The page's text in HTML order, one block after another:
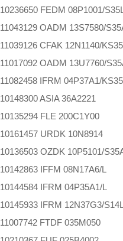
10236650 FEDM 08P1001/S35L
11043129 OADM 13S7580/
11039126 CFAK 12N1140/
11017092 OADM 13U7760/
11082458 IFRM 04P37A1/
10148300 ASIA 36A2221
10135294 FLE 200C1Y00
10161457 URDK 10N8914
10136503 OZDK 10P5101/
10142863 IFFM 08N17A6/L
10144584 IFRM 04P35A1/L
10145933 IFRM 12N37G3/S14L
11007742 FTDF 035M050